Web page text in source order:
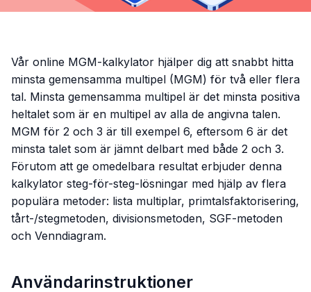
Vår online MGM-kalkylator hjälper dig att snabbt hitta
minsta gemensamma multipel (MGM) för två eller flera
tal. Minsta gemensamma multipel är det minsta positiva
heltalet som är en multipel av alla de angivna talen.
MGM för 2 och 3 är till exempel 6, eftersom 6 är det
minsta talet som är jämnt delbart med både 2 och 3.
Förutom att ge omedelbara resultat erbjuder denna
kalkylator steg-för-steg-lösningar med hjälp av flera
populära metoder: lista multiplar, primtalsfaktorisering,
tårt-/stegmetoden, divisionsmetoden, SGF-metoden
och Venndiagram.
Användarinstruktioner